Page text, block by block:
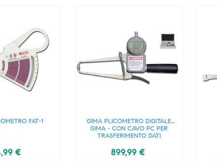
FAT-1
€
GIMA PLICOMETRO DIGITALE
GIMA - CON CAVO PC PER
TRASFERIMENTO DATI
899,99 €